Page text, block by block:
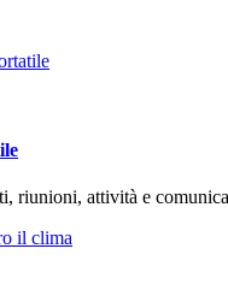
riunioni, attività e